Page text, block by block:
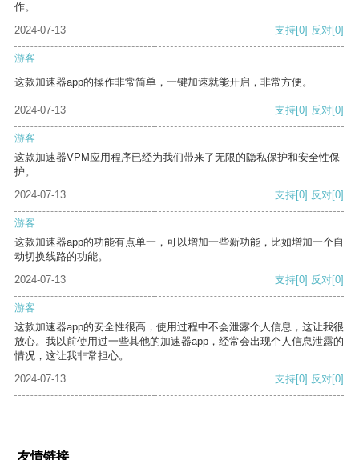
作。
2024-07-13
支持[0] 反对[0]
游客
这款加速器app的操作非常简单，一键加速就能开启，非常方便。
2024-07-13 支持[0] 反对[0]
游客
这款加速器VPM应用程序已经为我们带来了无限的隐私保护和安全性保
护。
2024-07-13
支持[0] 反对[0]
游客
这款加速器app的功能有点单一，可以增加一些新功能，比如增加一个自
动切换线路的功能。
2024-07-13
支持[0] 反对[0]
游客
这款加速器app的安全性很高，使用过程中不会泄露个人信息，这让我很
放心。我以前使用过一些其他的加速器app，经常会出现个人信息泄露的
情况，这让我非常担心。
2024-07-13
支持[0] 反对[0]
友情链接